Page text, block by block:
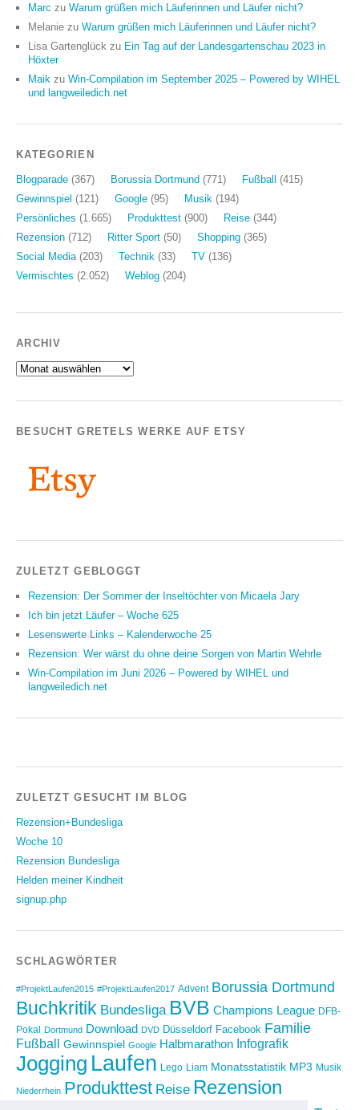
Marc zu Warum grüßen mich Läuferinnen und Läufer nicht?
Melanie zu Warum grüßen mich Läuferinnen und Läufer nicht?
Lisa Gartenglück zu Ein Tag auf der Landesgartenschau 2023 in
Höxter
Maik zu Win-Compilation im September 2025 – Powered by WIHEL
und langweiledich.net
KATEGORIEN
Blogparade (367) Borussia Dortmund (771) Fußball
(415)
Gewinnspiel (121) Google (95) Musik (194)
Persönliches (1.665) Produkttest (900) Reise (344)
Rezension (712) Ritter Sport (50) Shopping (365)
Social Media(203) Technik (33) TV (136)
Vermischtes (2.052) Weblog (204)
ARCHIV
Archiv
BESUCHT GRETELS WERKE AUF ETSY
ZULETZT GEBLOGGT
Rezension: Der Sommer der Inseltöchter von Micaela Jary
Ich bin jetzt Läufer – Woche 625
Lesenswerte Links – Kalenderwoche 25
Rezension: Wer wärst du ohne deine Sorgen von Martin Wehrle
Win-Compilation im Juni 2026 – Powered by WIHEL und
langweiledich.net
ZULETZT GESUCHT IM BLOG
Rezension+Bundesliga
Woche 10
Rezension Bundesliga
Helden meiner Kindheit
signup.php
SCHLAGWÖRTER
#ProjektLaufen2015 #ProjektLaufen2017 Advent Borussia Dortmund
Buchkritik Bundesliga BVB Champions League DFB-
Pokal
Dortmund Download DVD Düsseldorf Facebook Familie
Fußball Gewinnspiel Google Halbmarathon Infografik
Jogging Laufen Lego Liam Monatsstatistik MP3 Musik
Niederrhein Produkttest Reise Rezension